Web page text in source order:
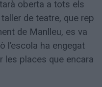
oberta a tots els
de teatre, que rep
de Manlleu, es va
l’escola ha engegat
les places que encara